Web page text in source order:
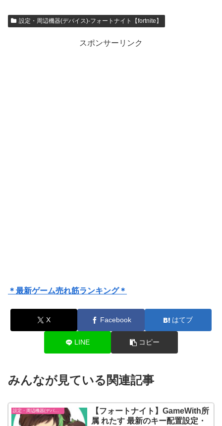
設定・周辺機器(デバイス)-フォートナイト【fortnite】
スポンサーリンク
＊最新ゲーム売れ筋ランキング＊
X Facebook はてブ
LINE コピー
みんなが見ている関連記事
設定・周辺機器(デバイス)-フォートナイト【fortnite】
【フォートナイト】GameWith所
属 れたす 最新のキー配置設定・